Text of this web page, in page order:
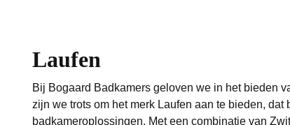
Laufen
Bij Bogaard Badkamers geloven we in het bieden
zijn we trots om het merk Laufen aan te bieden,
badkameroplossingen. Met een combinatie van